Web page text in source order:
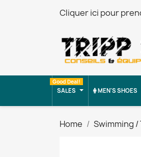
Cliquer ici pour
SALES
Good Deal!
MEN'S SHOES
Home Swimming